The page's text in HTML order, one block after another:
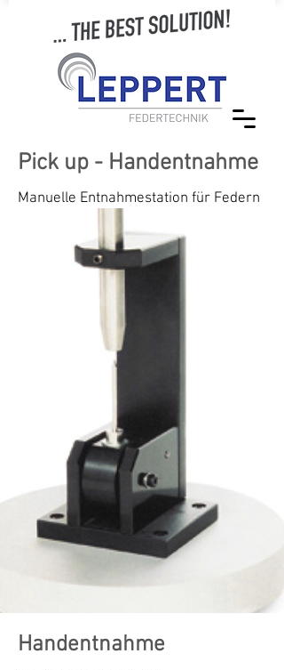
Pick up - Handentnahme
Manuelle Entnahmestation für Federn
Handentnahme